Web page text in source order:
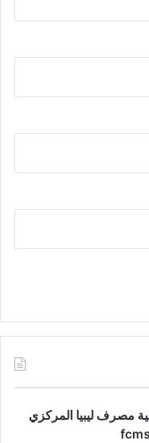
مصرف ليبيا المركزي